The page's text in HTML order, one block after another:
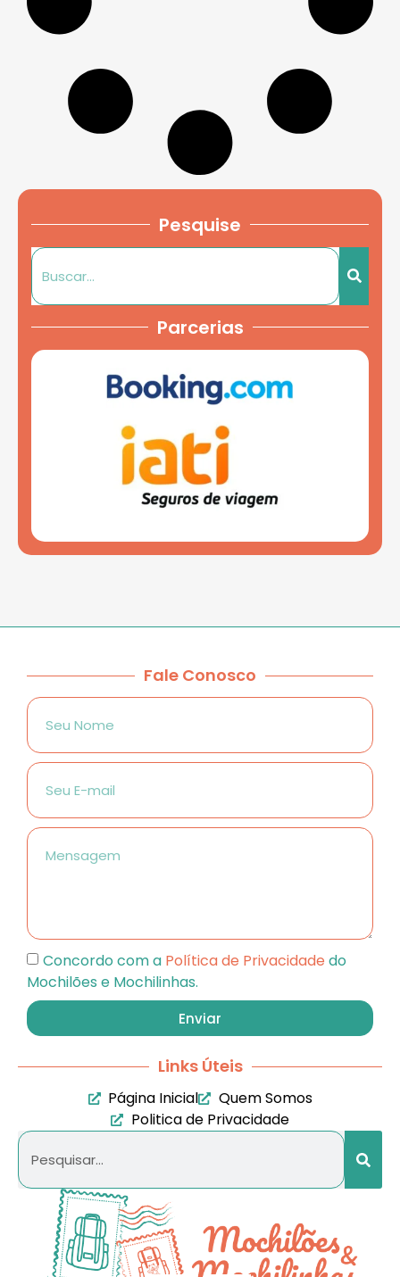
Pesquise
Parcerias
Fale Conosco
Concordo com a Política de Privacidade do
Mochilões e Mochilinhas.
Enviar
Links Úteis
Página Inicial
Quem Somos
Politica de Privacidade